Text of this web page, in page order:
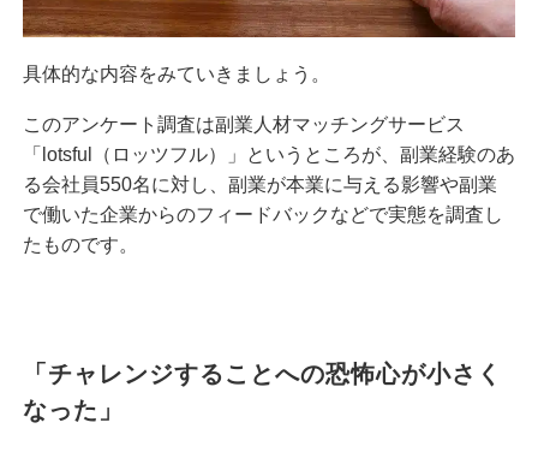
具体的な内容をみていきましょう。
このアンケート調査は副業人材マッチングサービス
「lotsful（ロッツフル）」というところが、副業経験のあ
る会社員550名に対し、副業が本業に与える影響や副業
で働いた企業からのフィードバックなどで実態を調査し
たものです。
「チャレンジすることへの恐怖心が小さく
なった」